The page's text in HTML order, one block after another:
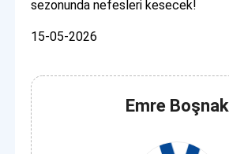
sezonunda nefesleri kesecek!
15-05-2026
Emre Boşnak